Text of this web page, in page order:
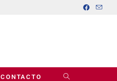
CONTACTO